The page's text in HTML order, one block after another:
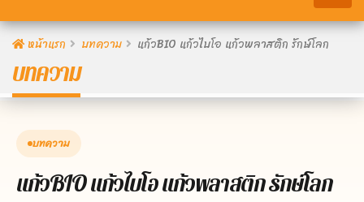
หน้าแรก บทความ แก้วBIO แก้วไบโอ แก้วพลาสติก รักษ์โลก
บทความ
บทความ
แก้วBIO แก้วไบโอ แก้วพลาสติก รักษ์โลก